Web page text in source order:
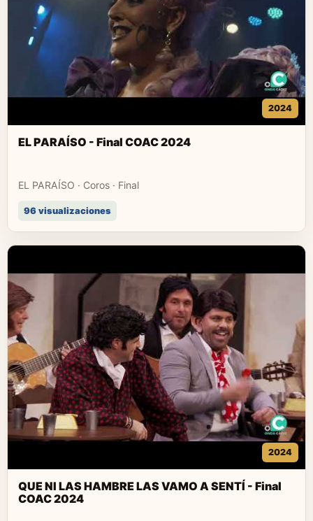
2024
EL PARAÍSO - Final COAC 2024
EL PARAÍSO · Coros · Final
96 visualizaciones
2024
QUE NI LAS HAMBRE LAS VAMO A SENTÍ - Final
COAC 2024